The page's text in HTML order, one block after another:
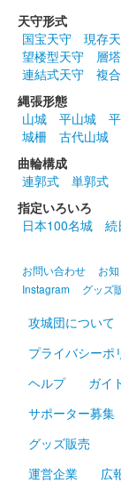
本庄城 御
歴史教育講演会
にて配布された
本庄城 御
販売終了
本庄城 御
販売終了
2023年こだま千
た切手付き限定
本庄城 御
天守形式
国宝天守
現存
望楼型天守
層
連結式天守
複
縄張形態
山城
平山城
城柵
古代山城
曲輪構成
連郭式
単郭式
指定いろいろ
日本100名城
続
お問い合わせ お
Instagram
グッズ
攻城団について
プライバシーポ
ヘルプ
ガイ
サポーター募集
グッズ販売
運営企業
広